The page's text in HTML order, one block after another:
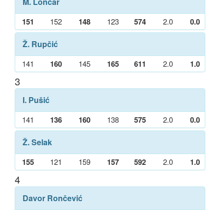
151 152 148 123 574 2.0 0.0
Ž. Rupčić
141 160 145 165 611 2.0 1.0
3
I. Pušić
141 136 160 138 575 2.0 0.0
Ž. Selak
155 121 159 157 592 2.0 1.0
4
Davor Rončević